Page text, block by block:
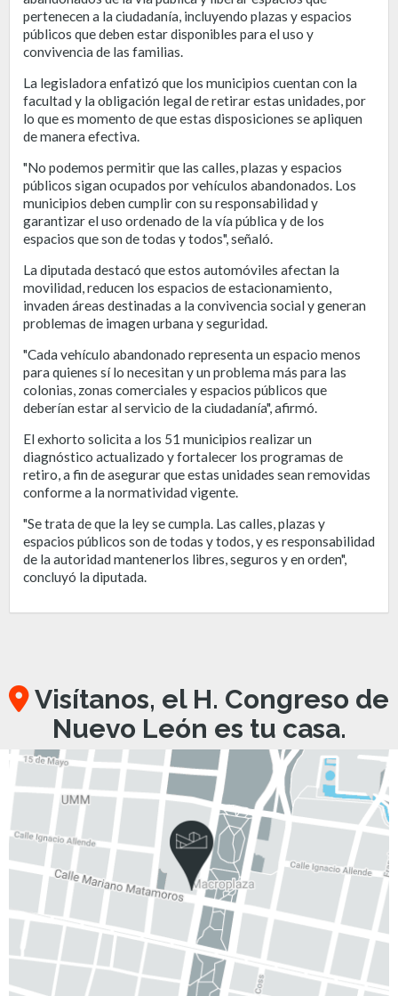
pertenecen a la ciudadanía, incluyendo plazas y espacios
públicos que deben estar disponibles para el uso y
convivencia de las familias.
La legisladora enfatizó que los municipios cuentan con la
facultad y la obligación legal de retirar estas unidades, por
lo que es momento de que estas disposiciones se apliquen
de manera efectiva.
"No podemos permitir que las calles, plazas y espacios
públicos sigan ocupados por vehículos abandonados. Los
municipios deben cumplir con su responsabilidad y
garantizar el uso ordenado de la vía pública y de los
espacios que son de todas y todos", señaló.
La diputada destacó que estos automóviles afectan la
movilidad, reducen los espacios de estacionamiento,
invaden áreas destinadas a la convivencia social y generan
problemas de imagen urbana y seguridad.
"Cada vehículo abandonado representa un espacio menos
para quienes sí lo necesitan y un problema más para las
colonias, zonas comerciales y espacios públicos que
deberían estar al servicio de la ciudadanía", afirmó.
El exhorto solicita a los 51 municipios realizar un
diagnóstico actualizado y fortalecer los programas de
retiro, a fin de asegurar que estas unidades sean removidas
conforme a la normatividad vigente.
"Se trata de que la ley se cumpla. Las calles, plazas y
espacios públicos son de todas y todos, y es responsabilidad
de la autoridad mantenerlos libres, seguros y en orden",
concluyó la diputada.
Visítanos, el H. Congreso de
Nuevo León es tu casa.